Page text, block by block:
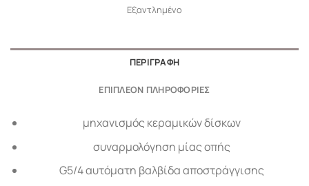
Εξαντλημένο
ΠΕΡΙΓΡΑΦΉ
ΕΠΙΠΛΈΟΝ ΠΛΗΡΟΦΟΡΊΕΣ
μηχανισμός κεραμικών δίσκων
συναρμολόγηση μίας οπής
G5/4 αυτόματη βαλβίδα αποστράγγισης